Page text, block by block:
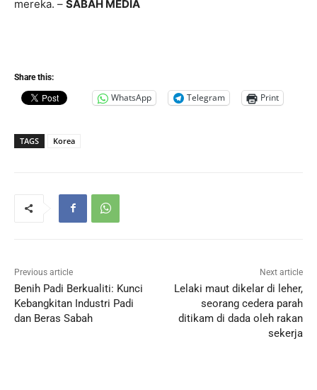
mereka. – SABAH MEDIA
Share this:
WhatsApp Telegram Print
TAGS Korea
Previous article
Benih Padi Berkualiti: Kunci
Kebangkitan Industri Padi
dan Beras Sabah
Next article
Lelaki maut dikelar di leher,
seorang cedera parah
ditikam di dada oleh rakan
sekerja